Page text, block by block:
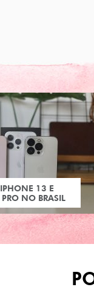
13 E
NO BRASIL